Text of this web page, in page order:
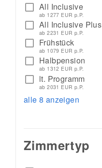
check_box_outline_blank All Inclusive
ab 1277 EUR p.P.
check_box_outline_blank All Inclusive Plus
ab 2231 EUR p.P.
check_box_outline_blank Frühstück
ab 1079 EUR p.P.
check_box_outline_blank Halbpension
ab 1312 EUR p.P.
check_box_outline_blank lt. Programm
ab 2031 EUR p.P.
alle 8 anzeigen
Zimmertyp